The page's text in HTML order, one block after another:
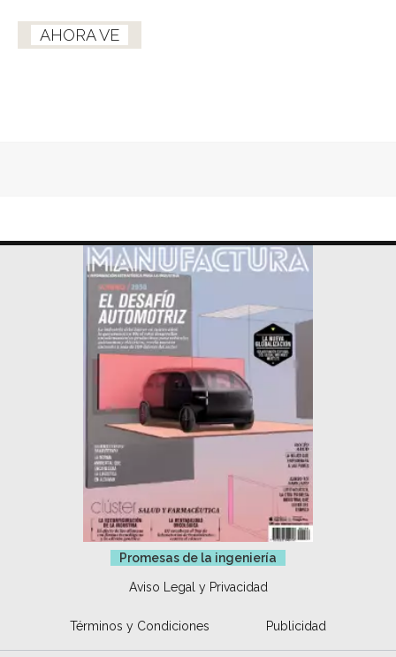
AHORA VE
Promesas de la ingeniería
Aviso Legal y Privacidad
Términos y Condiciones Publicidad